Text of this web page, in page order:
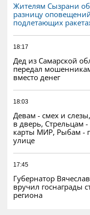
Жителям Сызрани
разницу
подлетающих
18:17
Дед из Самарской
передал
вместо денег
18:03
Девам - смех и
в дверь, Стрельцам
карты МИР, Рыбам -
улице
17:45
Губернатор
вручил госнаграды
региона